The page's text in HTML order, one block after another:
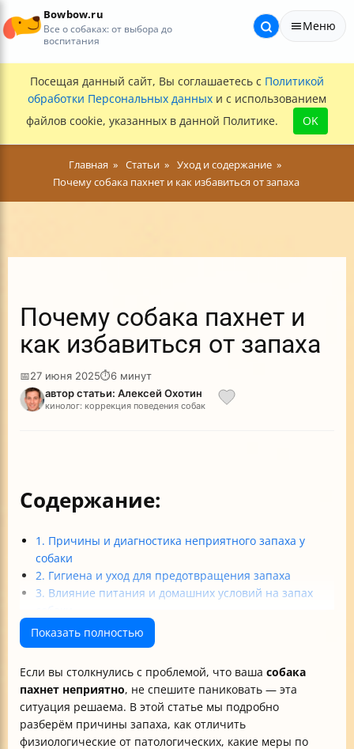
Bowbow.ru
Все о собаках: от выбора до
воспитания
Меню
Посещая данный сайт, Вы соглашаетесь с Политикой
обработки Персональных данных и с использованием
файлов cookie, указанных в данной Политике.
OK
Главная Статьи
Уход и содержание
Почему собака пахнет и как избавиться от запаха
Почему собака пахнет и
как избавиться от запаха
📅27 июня 2025⏱6 минут
автор статьи: Алексей Охотин
кинолог: коррекция поведения собак
Содержание:
1. Причины и диагностика неприятного запаха у
собаки
2. Гигиена и уход для предотвращения запаха
3. Влияние питания и домашних условий на запах
4. Породные и физиологические особенности запаха
5. Лечение и профилактика патологических причин
6. Как справиться с запахом в доме и одежде
Итоговые рекомендации
Показать полностью
Если вы столкнулись с проблемой, что ваша собака
пахнет неприятно, не спешите паниковать — эта
ситуация решаема. В этой статье мы подробно
разберём причины запаха, как отличить
физиологические от патологических, какие меры по